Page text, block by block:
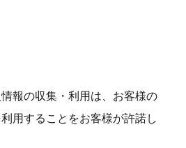
報の収集・利用は、お客様の
用することをお客様が許諾し